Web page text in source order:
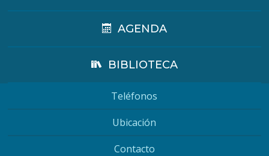
AGENDA
BIBLIOTECA
Teléfonos
Ubicación
Contacto